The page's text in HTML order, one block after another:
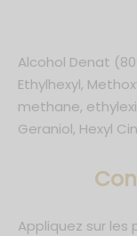
Alcohol Denat
Ethylhexyl,
methane,
Geraniol, Hexyl
C
Appliquez sur les